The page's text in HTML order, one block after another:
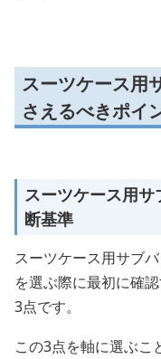
スーツケース用
さえるべきポイ
スーツケース用
断基準
スーツケース用サブ
を選ぶ際に最初に確認
3点です。
この3点を軸に選ぶこ